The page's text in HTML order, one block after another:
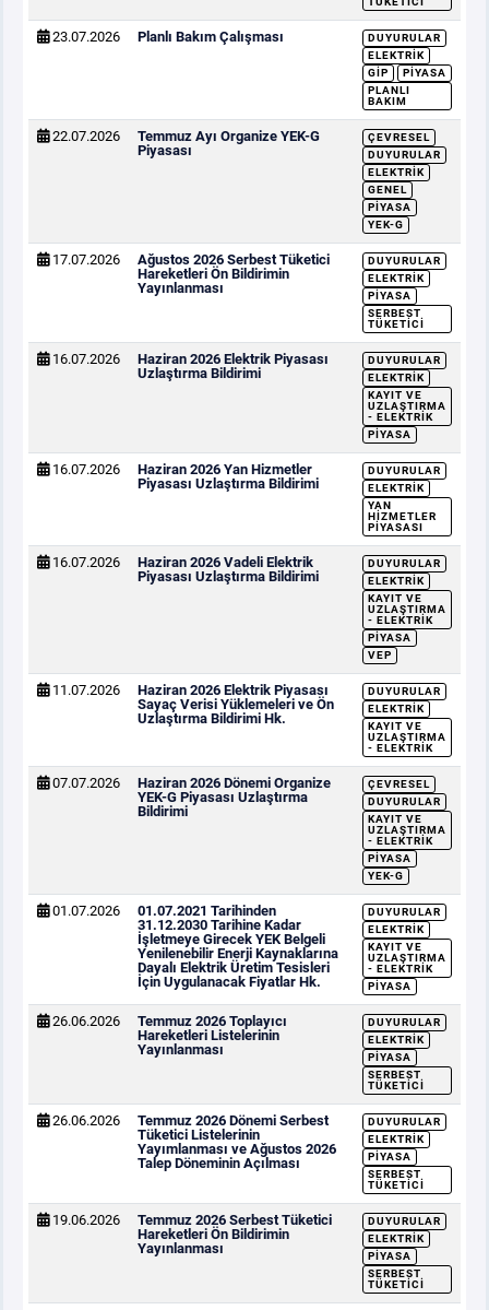
23.07.2026 Planlı Bakım Çalışması
DUYURULAR
ELEKTRIK
GİP
PIYASA
PLANLI
BAKIM
22.07.2026
Temmuz Ayı Organize YEK-G
Piyasası
ÇEVRESEL
DUYURULAR
ELEKTRIK
GENEL
PIYASA
YEK-G
17.07.2026
Ağustos 2026 Serbest Tüketici
Hareketleri Ön Bildirimin
Yayınlanması
DUYURULAR
ELEKTRIK
PIYASA
SERBEST
TÜKETICI
16.07.2026
Haziran 2026 Elektrik Piyasası
Uzlaştırma Bildirimi
DUYURULAR
ELEKTRIK
KAYIT VE
UZLAŞTIRMA
- ELEKTRIK
PIYASA
16.07.2026
Haziran 2026 Yan Hizmetler
Piyasası Uzlaştırma Bildirimi
DUYURULAR
ELEKTRIK
YAN
HIZMETLER
PIYASASI
16.07.2026
Haziran 2026 Vadeli Elektrik
Piyasası Uzlaştırma Bildirimi
DUYURULAR
ELEKTRIK
KAYIT VE
UZLAŞTIRMA
- ELEKTRIK
PIYASA
VEP
11.07.2026
Haziran 2026 Elektrik Piyasası
Sayaç Verisi Yüklemeleri ve Ön
Uzlaştırma Bildirimi Hk.
DUYURULAR
ELEKTRIK
KAYIT VE
UZLAŞTIRMA
- ELEKTRIK
07.07.2026
Haziran 2026 Dönemi Organize
YEK-G Piyasası Uzlaştırma
Bildirimi
ÇEVRESEL
DUYURULAR
KAYIT VE
UZLAŞTIRMA
- ELEKTRIK
PIYASA
YEK-G
01.07.2026
01.07.2021 Tarihinden
31.12.2030 Tarihine Kadar
İşletmeye Girecek YEK Belgeli
Yenilenebilir Enerji Kaynaklarına
Dayalı Elektrik Üretim Tesisleri
İçin Uygulanacak Fiyatlar Hk.
DUYURULAR
ELEKTRIK
KAYIT VE
UZLAŞTIRMA
- ELEKTRIK
PIYASA
26.06.2026
Temmuz 2026 Toplayıcı
Hareketleri Listelerinin
Yayınlanması
DUYURULAR
ELEKTRIK
PIYASA
SERBEST
TÜKETICI
26.06.2026
Temmuz 2026 Dönemi Serbest
Tüketici Listelerinin
Yayımlanması ve Ağustos 2026
Talep Döneminin Açılması
DUYURULAR
ELEKTRIK
PIYASA
SERBEST
TÜKETICI
19.06.2026
Temmuz 2026 Serbest Tüketici
Hareketleri Ön Bildirimin
Yayınlanması
DUYURULAR
ELEKTRIK
PIYASA
SERBEST
TÜKETICI